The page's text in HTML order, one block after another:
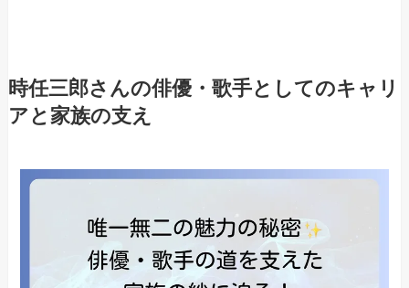
時任三郎さんの俳優・歌手としてのキャリ
アと家族の支え